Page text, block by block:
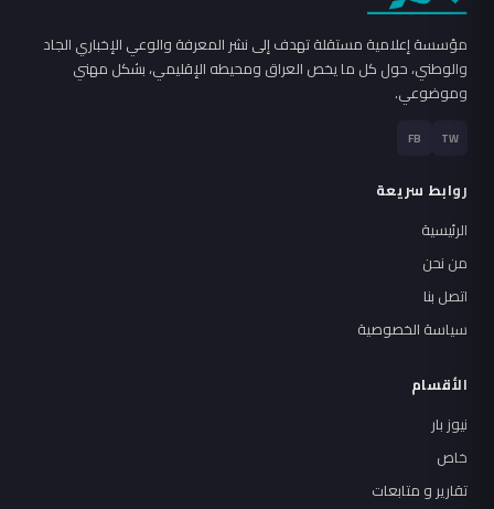
مؤسسة إعلامية مستقلة تهدف إلى نشر المعرفة والوعي الإخباري الجاد
والوطني، حول كل ما يخص العراق ومحيطه الإقليمي، بشكل مهني
وموضوعي.
TW
FB
روابط سريعة
الرئيسية
من نحن
اتصل بنا
سياسة الخصوصية
الأقسام
نيوز بار
خاص
تقارير و متابعات